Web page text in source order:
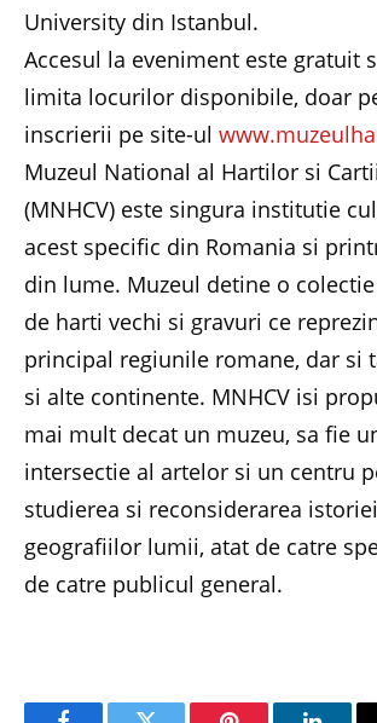
University din Istanbul.
Accesul la eveniment este gratuit
limita locurilor disponibile, doar
inscrierii pe site-ul
Muzeul National al Hartilor si
(MNHCV) este singura institutie
acest specific din Romania si
din lume. Muzeul detine o
de harti vechi si gravuri ce
principal regiunile romane, dar si
si alte continente. MNHCV isi
mai mult decat un muzeu, sa fie
intersectie al artelor si un centru
studierea si reconsiderarea
geografiilor lumii, atat de catre
de catre publicul general.